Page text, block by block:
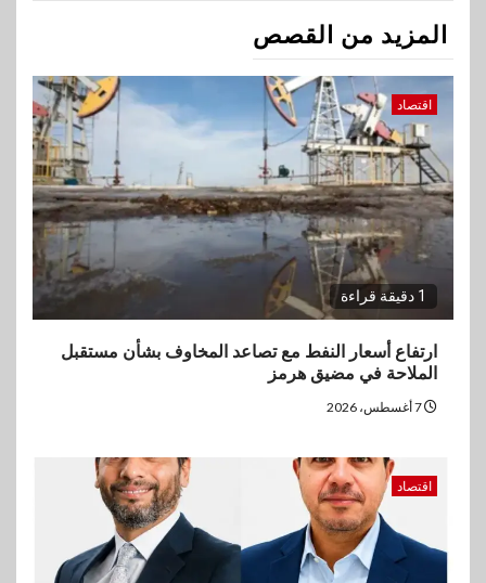
المزيد من القصص
اقتصاد
1 دقيقة قراءة
ارتفاع أسعار النفط مع تصاعد المخاوف بشأن مستقبل
الملاحة في مضيق هرمز
اقتصاد